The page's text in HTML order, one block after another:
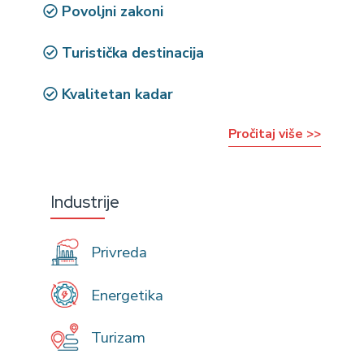
Povoljni zakoni
Turistička destinacija
Kvalitetan kadar
Pročitaj više >>
Industrije
Privreda
Energetika
Turizam